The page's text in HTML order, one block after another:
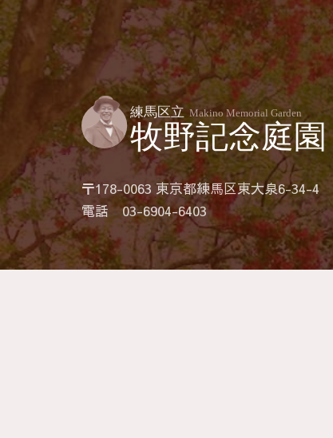
〒178-0063 東京都練馬区東大泉6-34-4
電話 03-6904-6403